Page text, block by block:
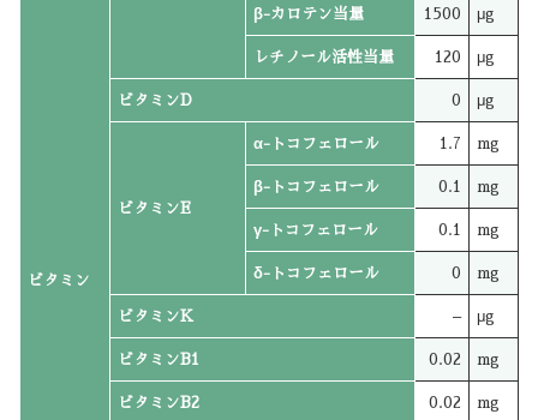
ビタミン
β-カロテン当量 1500 μg
レチノール活性当量 120 μg
ビタミンD 0 μg
ビタミンE
α-トコフェロール 1.7 mg
β-トコフェロール 0.1 mg
γ-トコフェロール 0.1 mg
δ-トコフェロール 0 mg
ビタミンK – μg
ビタミンB1 0.02 mg
ビタミンB2 0.02 mg